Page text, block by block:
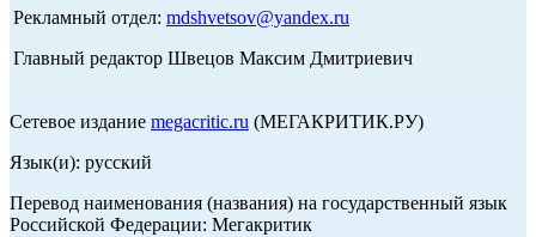
Рекламный отдел: mdshvetsov@yandex.ru
Главный редактор Швецов Максим Дмитриевич
Сетевое издание megacritic.ru (МЕГАКРИТИК.РУ)
Язык(и): русский
Перевод наименования (названия) на государственный язык
Российской Федерации: Мегакритик